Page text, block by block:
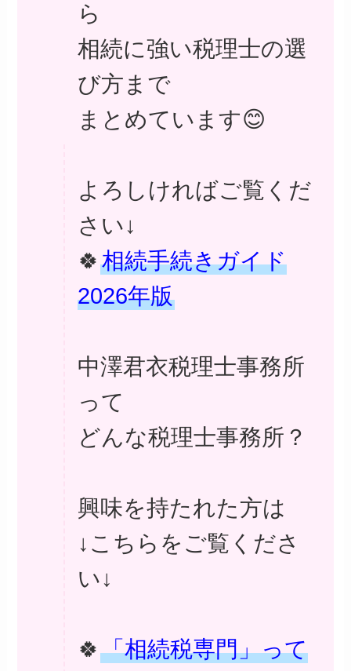
ら
相続に強い税理士の選
び方まで
まとめています😊
よろしければご覧くだ
さい↓
🍀 相続手続きガイド
2026年版
中澤君衣税理士事務所
って
どんな税理士事務所？
興味を持たれた方は
↓こちらをご覧くださ
い↓
🍀 「相続税専門」って